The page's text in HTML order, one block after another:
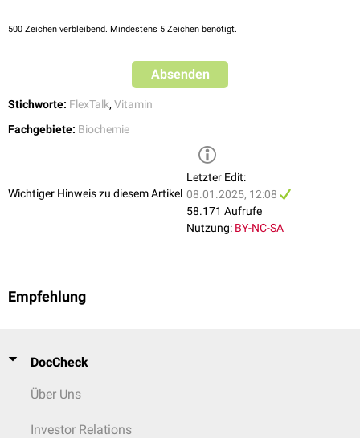
500 Zeichen verbleibend. Mindestens 5 Zeichen benötigt.
Absenden
Stichworte: FlexTalk, Vitamin
Fachgebiete: Biochemie
Wichtiger Hinweis zu diesem Artikel
Letzter Edit:
08.01.2025, 12:08
58.171 Aufrufe
Nutzung: BY-NC-SA
Empfehlung
DocCheck
Über Uns
Investor Relations